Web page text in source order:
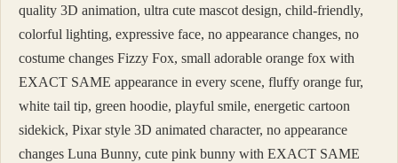
quality 3D animation, ultra cute mascot design, child-friendly,
colorful lighting, expressive face, no appearance changes, no
costume changes Fizzy Fox, small adorable orange fox with
EXACT SAME appearance in every scene, fluffy orange fur,
white tail tip, green hoodie, playful smile, energetic cartoon
sidekick, Pixar style 3D animated character, no appearance
changes Luna Bunny, cute pink bunny with EXACT SAME